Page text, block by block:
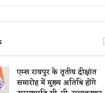
एम्स रायपुर के तृतीय दीक्षांत
समारोह में मुख्य अतिथि होंगे